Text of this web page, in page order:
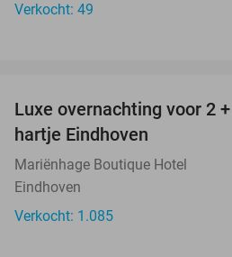
Verkocht: 49
Luxe overnachting voor 2
hartje Eindhoven
Mariënhage Boutique Hotel
Eindhoven
Verkocht: 1.085